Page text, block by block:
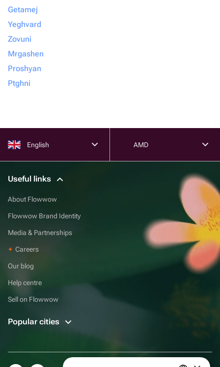
Getamej
Yeghvard
Zovuni
Mrgashen
Proshyan
Ptghni
English AMD
Useful links
About Flowwow
Flowwow Brand Identity
Media & Partnerships
Careers
Our blog
Help centre
Sell on Flowwow
Popular cities